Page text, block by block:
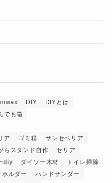
DIY
DIYとは
でも箱
ア
ゴミ箱
サンセベリア
らスタンド自作
セリア
diy ダイソー木材
トイレ掃除
ホルダー
ハンドサンダー